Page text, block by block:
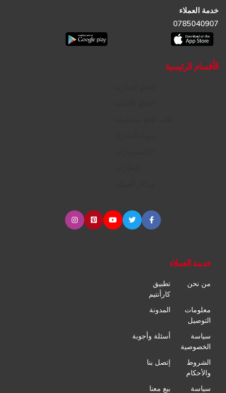
خدمة العملاء
0785040907
الأقسام الرئيسية
خدمة العملاء
من نحن
تطبيق
كارأنتيم
معلومات
التوصيل
المدونة
سياسة
الخصوصية
أسئلة وأجوبة
الشروط
والأحكام
إتصل بنا
سياسة بيع معنا